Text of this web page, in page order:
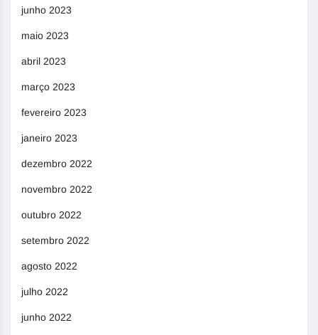
junho 2023
maio 2023
abril 2023
março 2023
fevereiro 2023
janeiro 2023
dezembro 2022
novembro 2022
outubro 2022
setembro 2022
agosto 2022
julho 2022
junho 2022